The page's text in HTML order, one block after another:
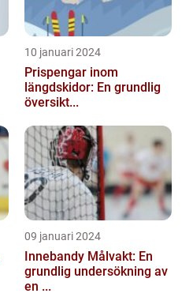
10 januari 2024
Prispengar inom
längdskidor: En grundlig
översikt...
09 januari 2024
Innebandy Målvakt: En
grundlig undersökning av
en ...